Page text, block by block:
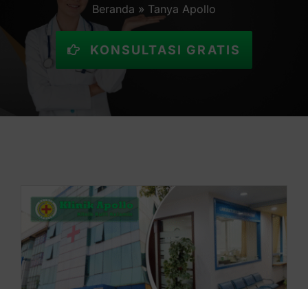
LAYANAN KAMI
Beranda » Tanya Apollo
KONSULTASI GRATIS